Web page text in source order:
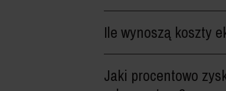
Ile wynoszą koszty
Jaki procentowo